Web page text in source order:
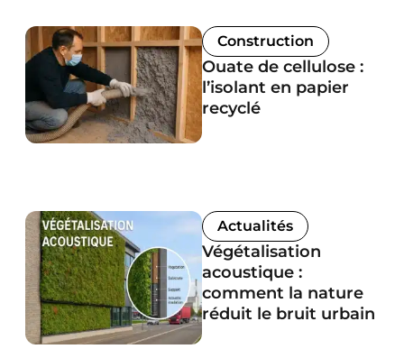
Construction
Ouate de cellulose :
l’isolant en papier
recyclé
Actualités
Végétalisation
acoustique :
comment la nature
réduit le bruit urbain